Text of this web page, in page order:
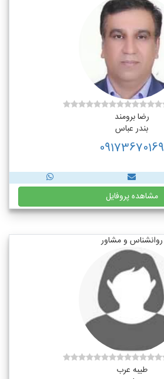
رضا برومند
بندر عباس
09173670169
مشاهده پروفایل
روانشناس و مشاور
طیبه عرب